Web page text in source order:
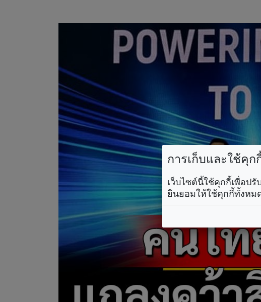
การเก็บและใช้คุก
เว็บไซต์นี้ใช้คุกกี้เพื่อป
ยินยอมให้ใช้คุกกี้ทั้งหม